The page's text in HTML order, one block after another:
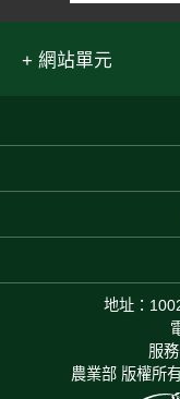
網站單元
地址：
服
農業部 版權所